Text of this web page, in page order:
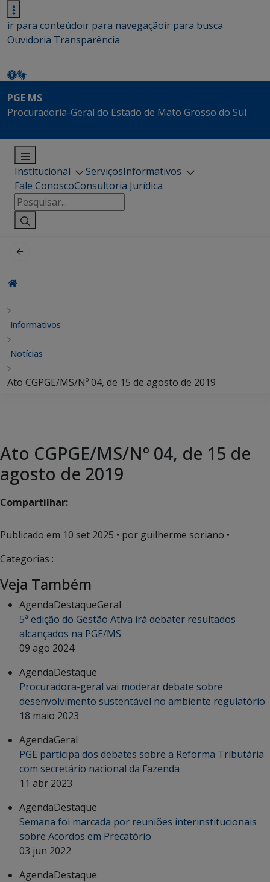
ir para conteúdoir para navegaçãoir para busca
Ouvidoria Transparência
PGE MS
Procuradoria-Geral do Estado de Mato Grosso do Sul
Institucional ServiçosInformativos
Fale ConoscoConsultoria Jurídica
Pesquisar
por:
Informativos
Notícias
Ato CGPGE/MS/Nº 04, de 15 de agosto de 2019
Ato CGPGE/MS/Nº 04, de 15 de
agosto de 2019
Compartilhar:
Publicado em 10 set 2025 • por guilherme soriano •
Categorias :
Veja Também
AgendaDestaqueGeral
5ª edição do Gestão Ativa irá debater resultados
alcançados na PGE/MS
09 ago 2024
AgendaDestaque
Procuradora-geral vai moderar debate sobre
desenvolvimento sustentável no ambiente regulatório
18 maio 2023
AgendaGeral
PGE participa dos debates sobre a Reforma Tributária
com secretário nacional da Fazenda
11 abr 2023
AgendaDestaque
Semana foi marcada por reuniões interinstitucionais
sobre Acordos em Precatório
03 jun 2022
AgendaDestaque